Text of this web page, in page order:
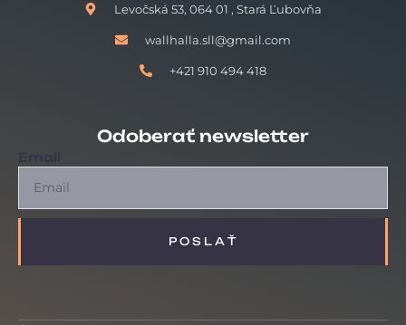
Levočská 53, 064 01 , Stará Ľubovňa
wallhalla.sll@gmail.com
+421 910 494 418
Odoberať newsletter
POSLAŤ